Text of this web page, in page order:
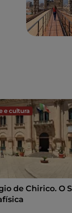
e cultura
de Chirico. O